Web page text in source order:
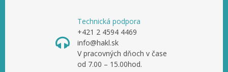
Technická podpora
+421 2 4594 4469
info@hakl.sk
V pracovných dňoch v čase
od 7.00 – 15.00hod.